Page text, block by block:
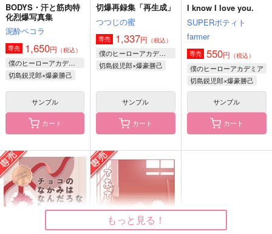
つつじの蜜
1,337円（税込）
切島鋭児郎×爆豪勝己
ング
めめむらんど
550円
爆豪勝己×切島鋭児郎
サンプル
BODYS・汗と筋肉特
化烈爆写真集
泥酔ペコラ
専売 1,650円 （税込）
僕のヒーローアカデミア
切島鋭児郎×爆豪勝己
サンプル
カート
切爆再録集「再生成」
つつじの蜜
専売 1,337円 （税込）
僕のヒーローアカデミア
切島鋭児郎×爆豪勝己
サンプル
カート
I know I love you.
SUPERポティト
farmer
専売 550円 （税込）
僕のヒーローアカデミア
切島鋭児郎×爆豪勝己
サンプル
カート
もっと見る！